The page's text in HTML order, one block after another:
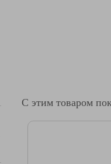
С этим товаром